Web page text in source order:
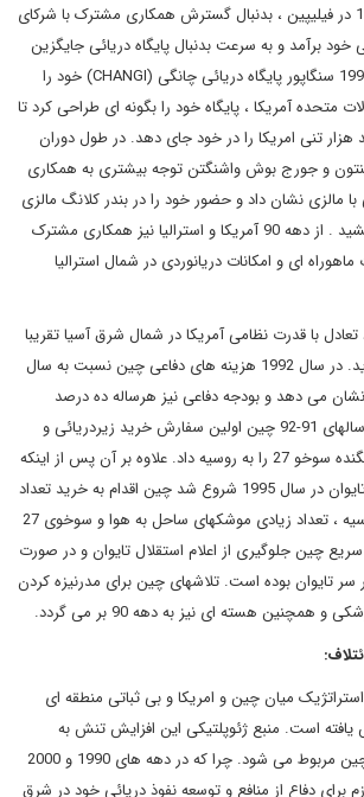
دریائی خود در سال 1992 در فیلیپین ، بدنبال گسترش همکاری مشترک با شرکای
خود برآمد و به سرعت بدنبال پایگاه دریائی جایگزین
CHANGI) خود را
متحده آمریکا ، پایگاه خود را بگونه ای طراحی کرد تا
هزار تنی امریکا را در خود جای دهد. در طول دوران
و جورج بوش واشنگتن توجه بیشتری به همکاری
مالزی نشان داد و حضور خود را در بندر کلانگ مالزی
. از دهه90آمریکا و استرالیا نیز همکاری مشترک
ای و امکانات دریانوردی در شمال استرالیا
با قدرت نظامی آمریکا در شمال شرق آسیا تقریبا
از اوایل دهه 90 آغاز گردید. در سال 1992 هزینه های دفاعی چین نسبت به سال
نشان می دهد و بودجه دفاعی نیز هرساله ده درصد
افزایش داشته است. در سالهای 91-92 چین اولین سفارش خرید زیردریائی و
همچنین هواپیماهای جنگنده سوخو 27 را به روسیه داد. علاوه بر آن پس از اینکه
جنبش استقلال خواهی تایوان در سال 1995 شروع شد چین اقدام به خرید تعداد
بیشتری زیردریائی از روسیه ، تعداد زیادی موشکهای ساحل به هوا و سوخوی 27
چین جلوگیری از اعلام استقلال تایوان و در صورت
سر تایوان بوده است. تلاشهای چین برای مدرنیزه کردن
همچنین هسته ای نیز به دهه 90 بر می گردد.
های استراتژیک میان چین و امریکا و بی ثباتی منطقه ای
یافته است. منبع ژئوپلتیکی این افزایش تنش به
آخرین تحولات در رشد چین مربوط می شود. چرا که در دهه های 1990 و 2000
برای دفاع از منافع و توسعه نفوذ دریائی خود در شرق